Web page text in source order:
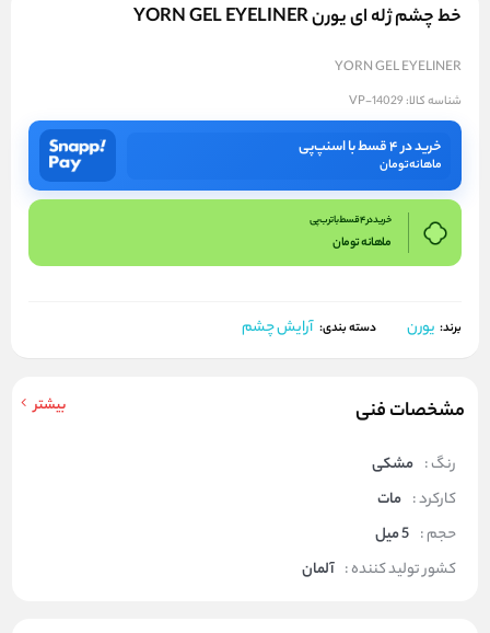
خط چشم ژله ای یورن YORN GEL EYELINER
YORN GEL EYELINER
شناسه کالا: VP-14029
خرید در ۴ قسط با اسنپ‌پی
ماهانهتومان
خرید در 4 قسط با ترب پی
ماهانهتومان
برند: یورن دسته بندی: آرایش چشم
مشخصات فنی بیشتر
رنگ : مشکی
کارکرد : مات
حجم : 5 میل
کشور تولید کننده : آلمان